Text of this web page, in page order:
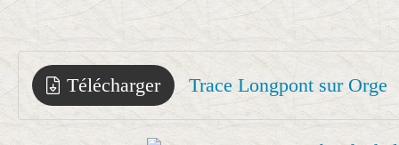
Télécharger Trace Longpont sur Orge